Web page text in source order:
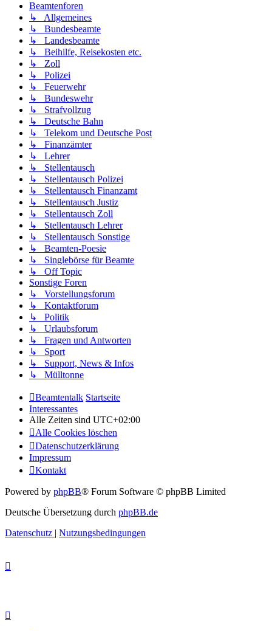
Beamtenforen
↳ Allgemeines
↳ Bundesbeamte
↳ Landesbeamte
↳ Beihilfe, Reisekosten etc.
↳ Zoll
↳ Polizei
↳ Feuerwehr
↳ Bundeswehr
↳ Strafvollzug
↳ Deutsche Bahn
↳ Telekom und Deutsche Post
↳ Finanzämter
↳ Lehrer
↳ Stellentausch
↳ Stellentausch Polizei
↳ Stellentausch Finanzamt
↳ Stellentausch Justiz
↳ Stellentausch Zoll
↳ Stellentausch Lehrer
↳ Stellentausch Sonstige
↳ Beamten-Poesie
↳ Singlebörse für Beamte
↳ Off Topic
Sonstige Foren
↳ Vorstellungsforum
↳ Kontaktforum
↳ Politik
↳ Urlaubsforum
↳ Fragen und Antworten
↳ Sport
↳ Support, News & Infos
↳ Mülltonne
Beamtentalk Startseite
Interessantes
Alle Zeiten sind UTC+02:00
Alle Cookies löschen
Datenschutzerklärung
Impressum
Kontakt
Powered by phpBB® Forum Software © phpBB Limited
Deutsche Übersetzung durch phpBB.de
Datenschutz | Nutzungsbedingungen